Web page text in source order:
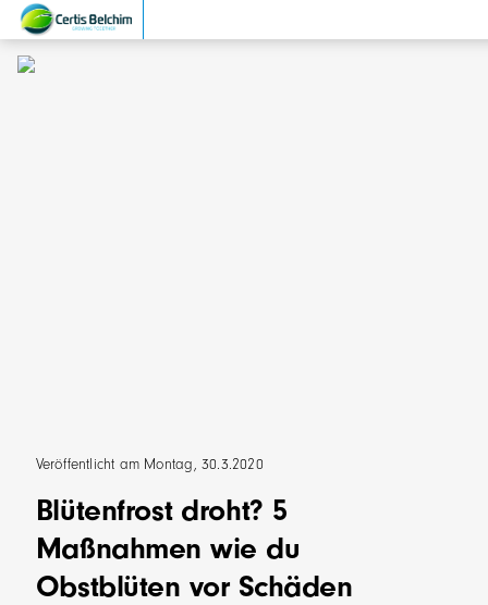
Veröffentlicht am Montag, 30.3.2020
Blütenfrost droht? 5
Maßnahmen wie du
Obstblüten vor Schäden